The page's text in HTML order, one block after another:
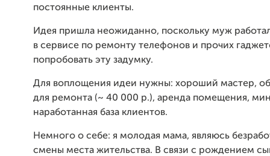
постоянные клиенты.
Идея пришла неожиданно, поскольку муж
в сервисе по ремонту телефонов и прочих
попробовать эту задумку.
Для воплощения идеи нужны: хороший мастер,
для ремонта (~ 40 000 р.), аренда помещения,
наработанная база клиентов.
Немного о себе: я молодая мама, являюсь
смены места жительства. В связи с рождением